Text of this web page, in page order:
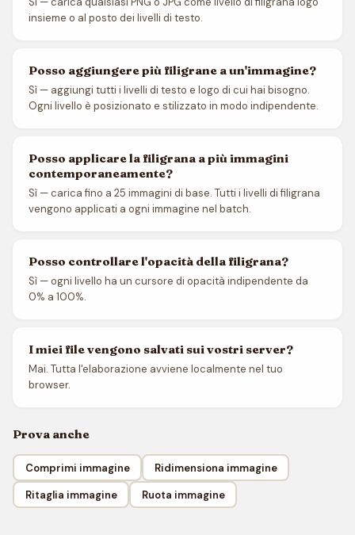
insieme o al posto dei livelli di testo.
Posso aggiungere più filigrane a un'immagine?
Sì — aggiungi tutti i livelli di testo e logo di cui hai bisogno.
Ogni livello è posizionato e stilizzato in modo indipendente.
Posso applicare la filigrana a più immagini
contemporaneamente?
Sì — carica fino a 25 immagini di base. Tutti i livelli di filigrana
vengono applicati a ogni immagine nel batch.
Posso controllare l'opacità della filigrana?
Sì — ogni livello ha un cursore di opacità indipendente da
0% a 100%.
I miei file vengono salvati sui vostri server?
Mai. Tutta l'elaborazione avviene localmente nel tuo
browser.
Prova anche
Comprimi immagine
Ridimensiona immagine
Ritaglia immagine
Ruota immagine